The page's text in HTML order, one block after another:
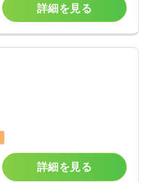
詳細を見る
詳細を見る